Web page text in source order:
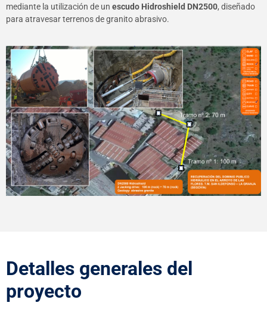
mediante la utilización de un escudo Hidroshield DN2500, diseñado
para atravesar terrenos de granito abrasivo.
Detalles generales del
proyecto